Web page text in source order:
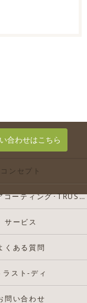
合わせはこちら
コンセプト
東京のフロアコーティング･TRUST-Dの評判
サービス
くある質問
ラスト-ディ
問い合わせ